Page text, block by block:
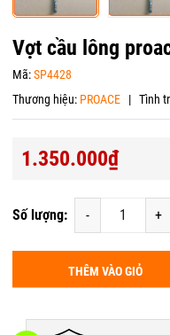
Vợt cầu lông
Mã:SP4428
Thương hiệu: PROACE | Tình
1.350.000₫
Số lượng: - +
THÊM VÀO GIỎ